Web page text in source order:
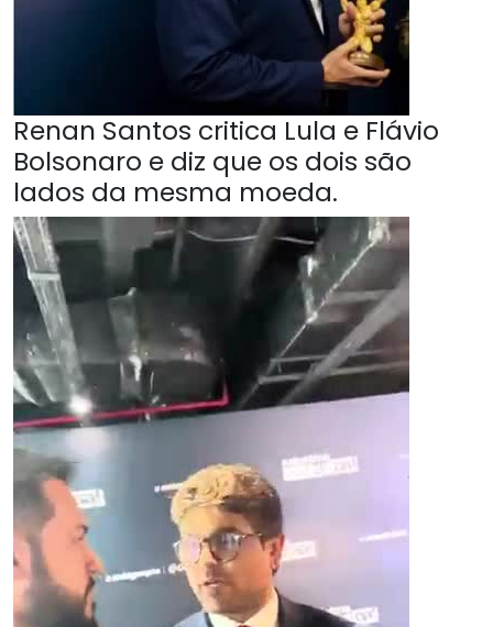
Renan Santos critica Lula e Flávio
Bolsonaro e diz que os dois são
lados da mesma moeda.